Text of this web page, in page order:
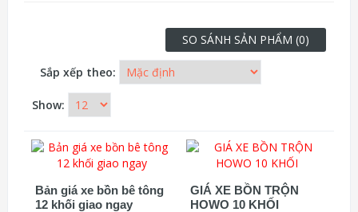
SO SÁNH SẢN PHẨM (0)
Sắp xếp theo:
Show:
Bản giá xe bồn bê tông
12 khối giao ngay
GIÁ XE BỒN TRỘN
HOWO 10 KHỐI